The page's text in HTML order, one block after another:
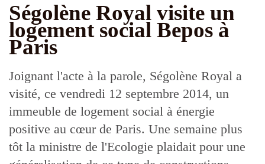
Ségolène Royal visite un
logement social Bepos à
Paris
Joignant l'acte à la parole, Ségolène Royal a
visité, ce vendredi 12 septembre 2014, un
immeuble de logement social à énergie
positive au cœur de Paris. Une semaine plus
tôt la ministre de l'Ecologie plaidait pour une